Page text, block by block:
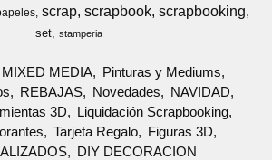
scrap scrapbook scrapbooking
set stamperia
MIXED MEDIA
Pinturas y Mediums
REBAJAS Novedades
NAVIDAD
3D
Liquidación Scrapbooking
Tarjeta Regalo
Figuras 3D
DIY DECORACION